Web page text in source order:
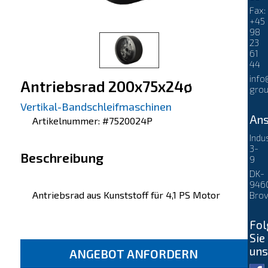
Antriebsrad 200x75x24ø
Vertikal-Bandschleifmaschinen
Artikelnummer: #7520024P
Beschreibung
Antriebsrad aus Kunststoff für 4,1 PS Motor
ANGEBOT ANFORDERN
Fax:
+45
98
23
61
44
3-
9
DK-
Sie
uns